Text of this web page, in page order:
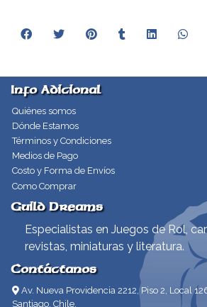
Info Adicional
Quiénes somos
Dónde Estamos
Términos y Condiciones
Medios de Pago
Costo y Forma de Envíos
Como Comprar
Guild Dreams
Especialistas en Juegos de Rol,
revistas, miniaturas y literatura.
Contáctanos
Av. Nueva Providencia 2212, Piso 2, Local
Santiago, Chile.